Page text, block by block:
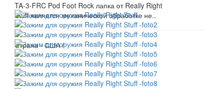
TA-3-FRC Pod Foot Rock лапка от Really Right
Stuff является механической обработке не..
Страна - США /